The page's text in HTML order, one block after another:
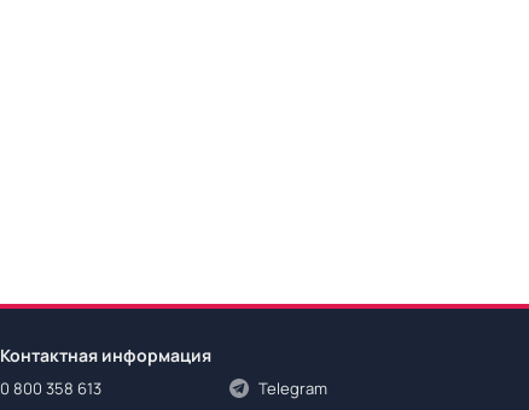
Контактная информация
0 800 358 613 Telegram